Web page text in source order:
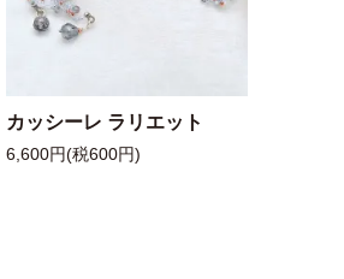
カッシーレ ラリエット
6,600円(税600円)